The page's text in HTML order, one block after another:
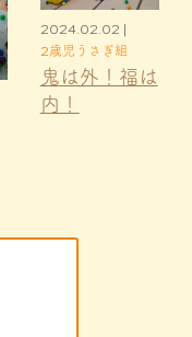
2024.02.02 |
2歳児うさぎ組
鬼は外！福は
内！